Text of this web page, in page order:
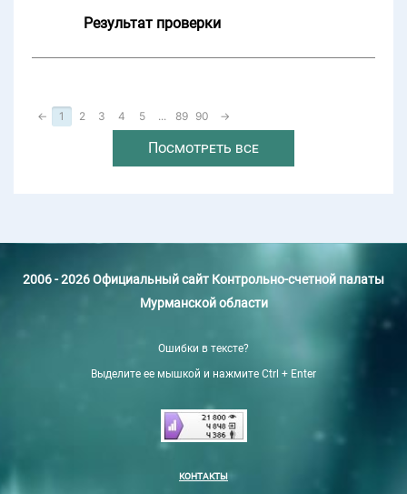
Результат проверки
← 1 2 3 4 5 ... 89 90 →
Посмотреть все
2006 - 2026 Официальный сайт Контрольно-счетной палаты
Мурманской области
Ошибки в тексте?
Выделите ее мышкой и нажмите Ctrl + Enter
КОНТАКТЫ